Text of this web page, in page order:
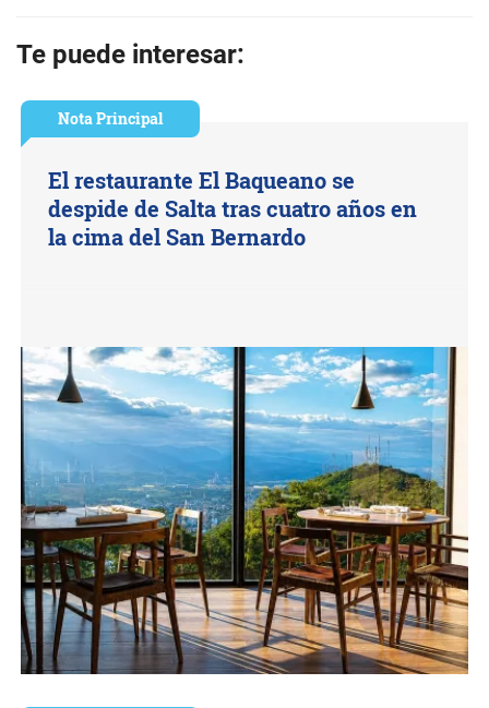
Te puede interesar:
Nota Principal
El restaurante El Baqueano se
despide de Salta tras cuatro años en
la cima del San Bernardo